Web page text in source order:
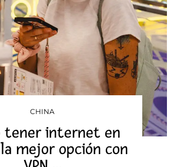
CHINA
tener internet en
mejor opción con